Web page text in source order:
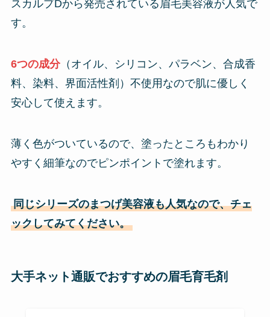
スカルプDから発売されている眉毛美容液が人気で
す。
6つの成分（オイル、シリコン、パラベン、合成香
料、染料、界面活性剤）不使用なので肌に優しく
安心して使えます。
薄く色がついているので、塗ったところもわかり
やすく細筆なのでピンポイントで塗れます。
同じシリーズのまつげ美容液も人気なので、チェ
ックしてみてください。
大手ネット通販でおすすめの眉毛育毛剤